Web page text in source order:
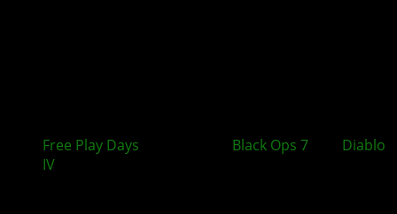
Free Play Days Black Ops 7
Diablo
IV